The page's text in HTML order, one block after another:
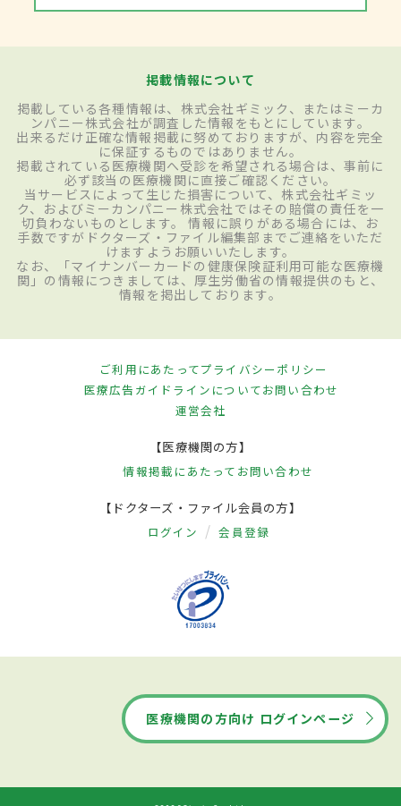
掲載情報について
掲載している各種情報は、株式会社ギミック、またはミーカ
ンパニー株式会社が調査した情報をもとにしています。
出来るだけ正確な情報掲載に努めておりますが、内容を完全
に保証するものではありません。
掲載されている医療機関へ受診を希望される場合は、事前に
必ず該当の医療機関に直接ご確認ください。
当サービスによって生じた損害について、株式会社ギミッ
ク、およびミーカンパニー株式会社ではその賠償の責任を一
切負わないものとします。 情報に誤りがある場合には、お
手数ですがドクターズ・ファイル編集部までご連絡をいただ
けますようお願いいたします。
なお、「マイナンバーカードの健康保険証利用可能な医療機
関」の情報につきましては、厚生労働省の情報提供のもと、
情報を掲出しております。
ご利用にあたってプライバシーポリシー
医療広告ガイドラインについてお問い合わせ
運営会社
【医療機関の方】
情報掲載にあたって お問い合わせ
【ドクターズ・ファイル会員の方】
ログイン 会員登録
医療機関の方向け ログインページ